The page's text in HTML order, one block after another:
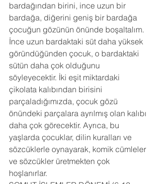
bardağından birini, ince uzun bir
bardağa, diğerini geniş bir bardağa
çocuğun gözünün önünde boşaltalım.
İnce uzun bardaktaki süt daha yüksek
göründüğünden çocuk, o bardaktaki
sütün daha çok olduğunu
söyleyecektir. İki eşit miktardaki
çikolata kalıbından birisini
parçaladığımızda, çocuk gözü
önündeki parçalara ayrılmış olan kalıbı
daha çok görecektir. Ayrıca, bu
yaşlarda çocuklar, dilin kuralları ve
sözcüklerle oynayarak, komik cümleler
ve sözcükler üretmekten çok
hoşlanırlar.